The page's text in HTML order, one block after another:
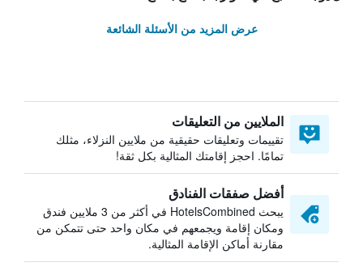
عرض المزيد من الأسئلة الشائعة
الملايين من التعليقات
تقييمات وتعليقات حقيقية من ملايين النزلاء، مثلك
تمامًا. احجز إقامتك المثالية بكل ثقة!
أفضل صفقات الفنادق
يبحث HotelsCombined في أكثر من 3 ملايين فندق
ومكان إقامة ويجمعهم في مكان واحد حتى تتمكن من
مقارنة أماكن الإقامة المثالية.